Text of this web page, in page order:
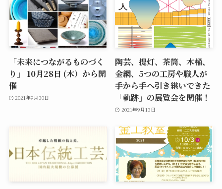
「未来につながるものづく
り」 10月28日 (木）から開
催
2021年9月30日
陶芸、提灯、茶筒、木桶、
金網、5つの工房や職人が
手から手へ引き継いできた
「軌跡」の展覧会を開催！
2021年9月13日